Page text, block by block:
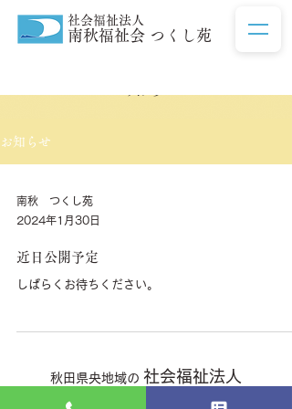
社会福祉法人
南秋福祉会 つくし苑
お知らせ
南秋 つくし苑
2024年1月30日
近日公開予定
しばらくお待ちください。
秋田県央地域の 社会福祉法人
南秋福祉会 つくし苑